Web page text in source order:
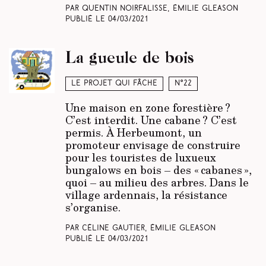
Par Quentin Noirfalisse, Émilie Gleason
Publié le 04/03/2021
Le projet qui fâche N°22
La gueule de bois
Une maison en zone forestière ?
C’est interdit. Une cabane ? C’est
permis. À Herbeumont, un
promoteur envisage de construire
pour les touristes de luxueux
bungalows en bois – des « cabanes »,
quoi – au milieu des arbres. Dans le
village ardennais, la résistance
s’organise.
Par Céline Gautier, Émilie Gleason
Publié le 04/03/2021